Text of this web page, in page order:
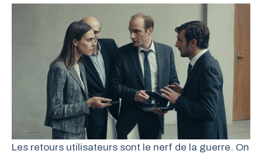
Les retours utilisateurs sont le nerf de la guerre. On